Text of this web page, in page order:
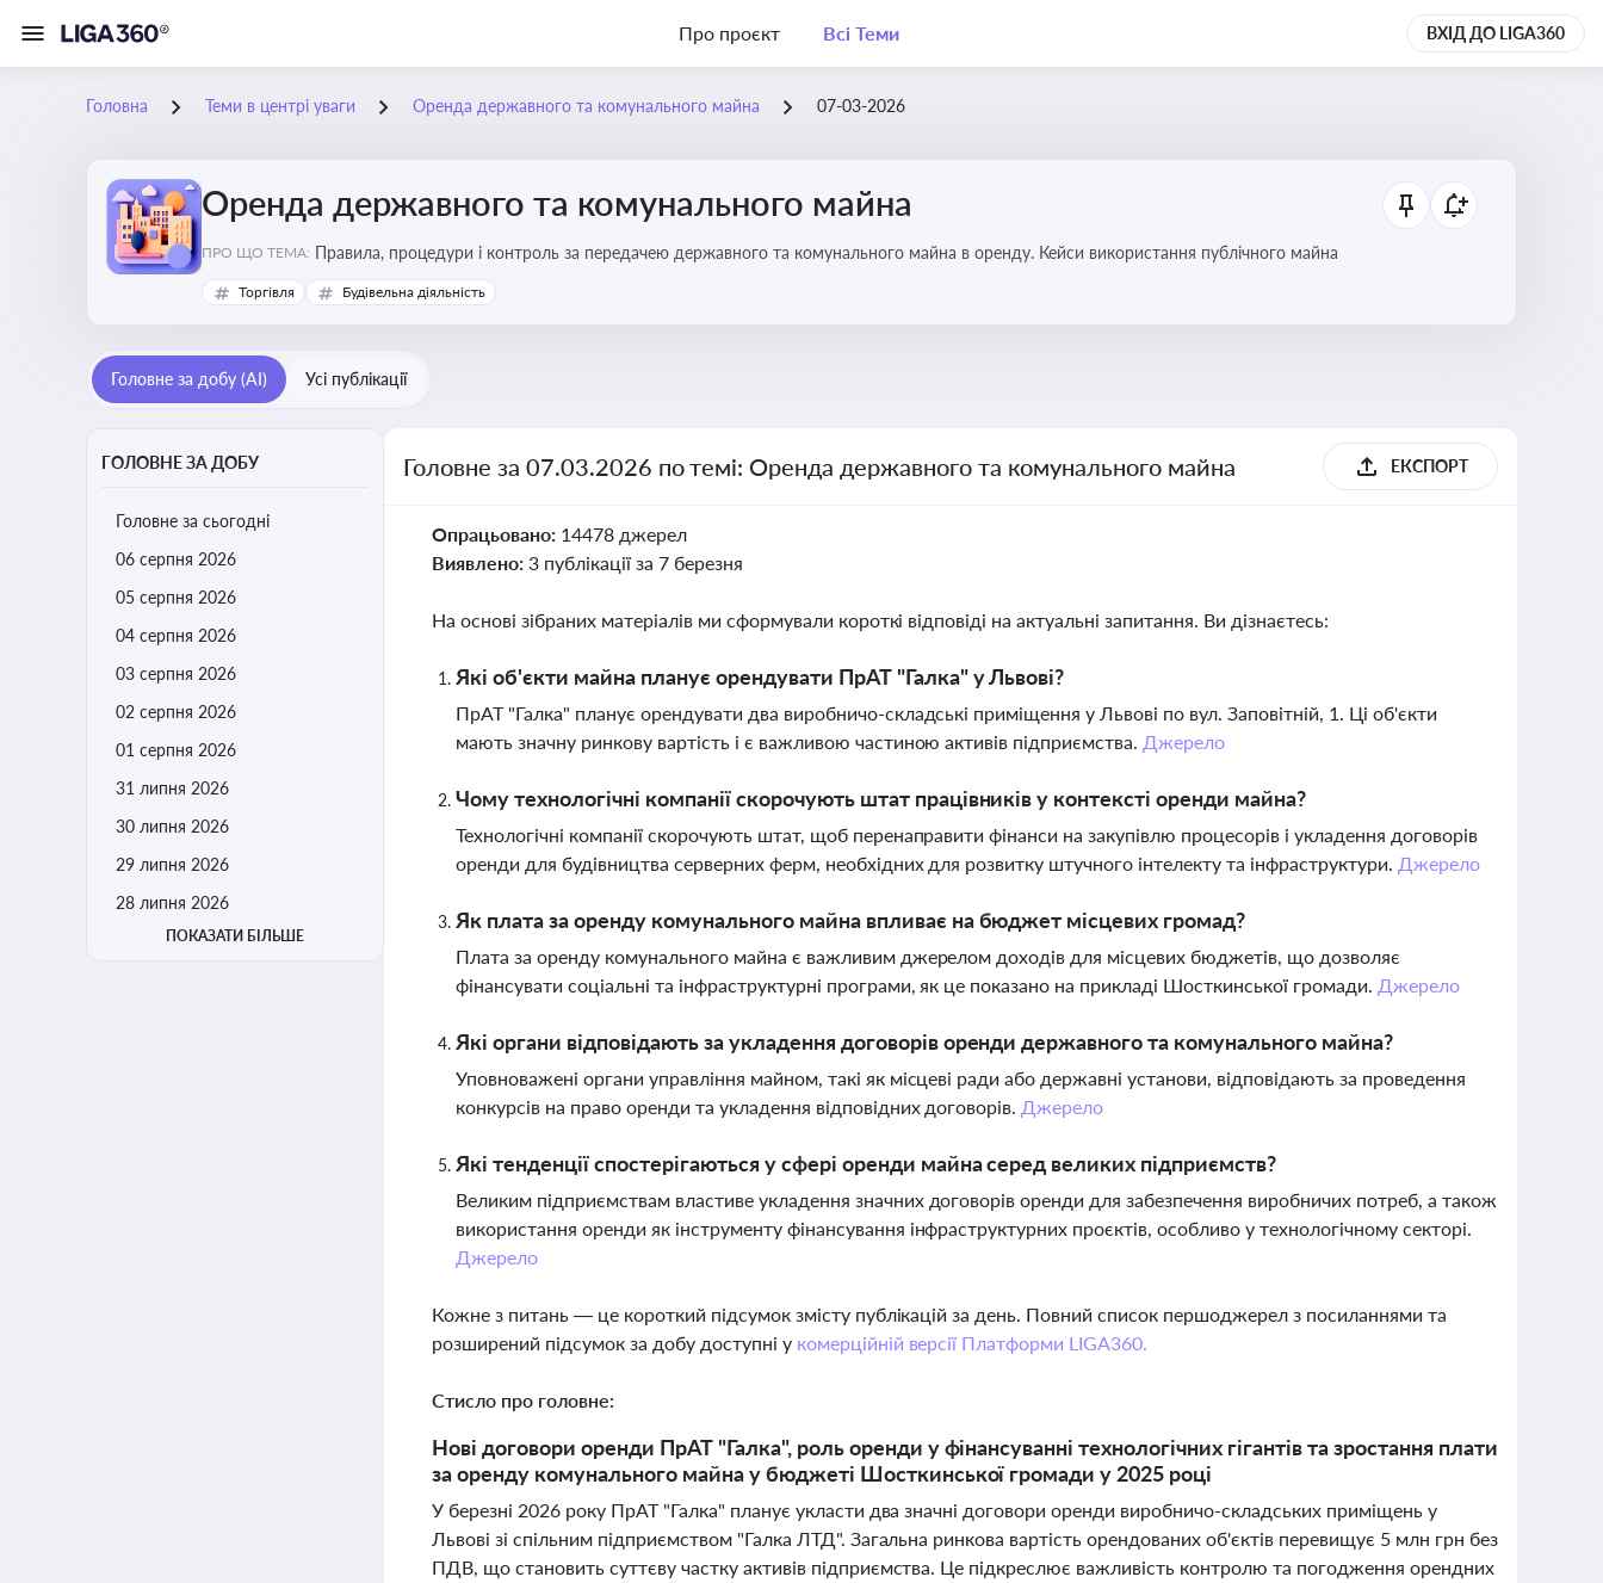
Про проєкт Всі Теми ВХІД ДО LIGA360
Головна Теми в центрі уваги Оренда державного та комунального майна 07-03-2026
Оренда державного та комунального майна
ПРО ЩО ТЕМА: Правила, процедури і контроль за передачею державного та комунального майна в оренду. Кейси використання публічного майна
Торгівля Будівельна діяльність
Головне за добу (AI) Усі публікації
ГОЛОВНЕ ЗА ДОБУ
Головне за сьогодні
06 серпня 2026
05 серпня 2026
04 серпня 2026
03 серпня 2026
02 серпня 2026
01 серпня 2026
31 липня 2026
30 липня 2026
29 липня 2026
28 липня 2026
ПОКАЗАТИ БІЛЬШЕ
Головне за 07.03.2026 по темі: Оренда державного та комунального майна ЕКСПОРТ
Опрацьовано: 14478 джерел
Виявлено: 3 публікації за 7 березня
На основі зібраних матеріалів ми сформували короткі відповіді на актуальні запитання. Ви дізнаєтесь:
Які об'єкти майна планує орендувати ПрАТ "Галка" у Львові?
ПрАТ "Галка" планує орендувати два виробничо-складські приміщення у Львові по вул. Заповітній, 1. Ці об'єкти
мають значну ринкову вартість і є важливою частиною активів підприємства. Джерело
Чому технологічні компанії скорочують штат працівників у контексті оренди майна?
Технологічні компанії скорочують штат, щоб перенаправити фінанси на закупівлю процесорів і укладення договорів
оренди для будівництва серверних ферм, необхідних для розвитку штучного інтелекту та інфраструктури. Джерело
Як плата за оренду комунального майна впливає на бюджет місцевих громад?
Плата за оренду комунального майна є важливим джерелом доходів для місцевих бюджетів, що дозволяє
фінансувати соціальні та інфраструктурні програми, як це показано на прикладі Шосткинської громади. Джерело
Які органи відповідають за укладення договорів оренди державного та комунального майна?
Уповноважені органи управління майном, такі як місцеві ради або державні установи, відповідають за проведення
конкурсів на право оренди та укладення відповідних договорів. Джерело
Які тенденції спостерігаються у сфері оренди майна серед великих підприємств?
Великим підприємствам властиве укладення значних договорів оренди для забезпечення виробничих потреб, а також
використання оренди як інструменту фінансування інфраструктурних проєктів, особливо у технологічному секторі.
Джерело
Кожне з питань — це короткий підсумок змісту публікацій за день. Повний список першоджерел з посиланнями та
розширений підсумок за добу доступні у комерційній версії Платформи LIGA360.
Стисло про головне:
Нові договори оренди ПрАТ "Галка", роль оренди у фінансуванні технологічних гігантів та зростання плати
за оренду комунального майна у бюджеті Шосткинської громади у 2025 році
У березні 2026 року ПрАТ "Галка" планує укласти два значні договори оренди виробничо-складських приміщень у
Львові зі спільним підприємством "Галка ЛТД". Загальна ринкова вартість орендованих об'єктів перевищує 5 млн грн без
ПДВ, що становить суттєву частку активів підприємства. Це підкреслює важливість контролю та погодження орендних